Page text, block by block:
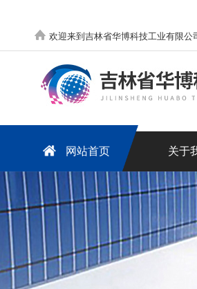
欢迎来到吉林省华博科技工业有限公
网站首页 关于